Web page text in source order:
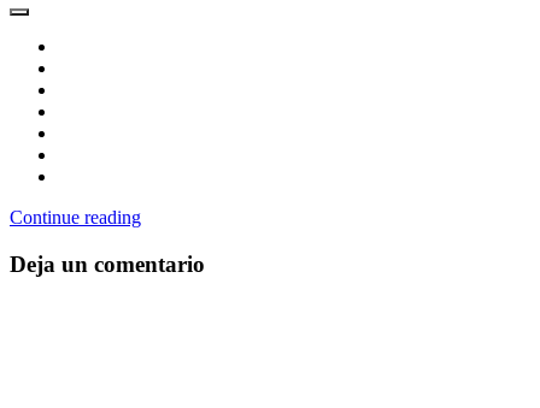
Continue reading
Deja un comentario